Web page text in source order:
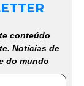
conteúdo
Notícias de
do mundo